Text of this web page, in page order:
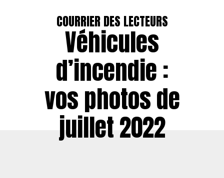
COURRIER DES LECTEURS
Véhicules
d’incendie :
vos photos de
juillet 2022